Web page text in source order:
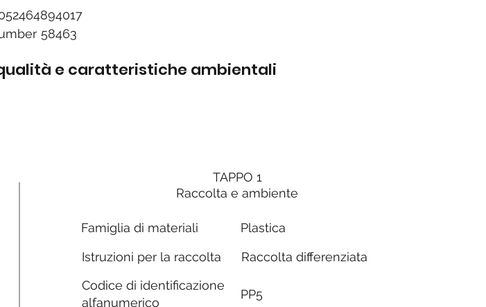
58463
e caratteristiche ambientali
TAPPO 1
Raccolta e ambiente
Famiglia di materiali
Istruzioni per la raccolta
Codice di identificazione
alfanumerico
Plastica
Raccolta differenziata
PP5